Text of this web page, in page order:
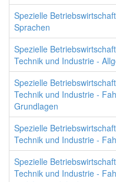
Spezielle
Sprachen
Spezielle
Technik und Industrie -
Spezielle
Technik und Industrie -
Grundlagen
Spezielle
Technik und Industrie -
Spezielle
Technik und Industrie -